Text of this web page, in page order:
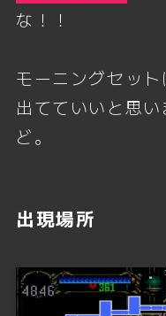
な！！
モーニングセッ
出てていいと思
ど。
出現場所